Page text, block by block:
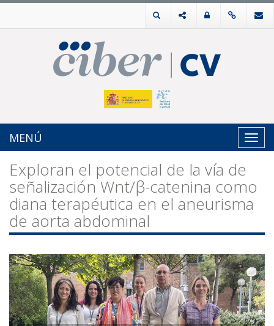
MENÚ
Exploran el potencial de la vía de
señalización Wnt/β-catenina como
diana terapéutica en el aneurisma
de aorta abdominal